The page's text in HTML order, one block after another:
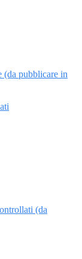
(da pubblicare in
(da